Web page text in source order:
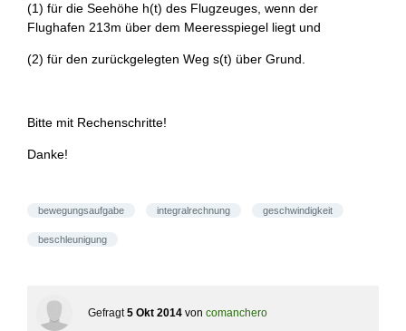
(1) für die Seehöhe h(t) des Flugzeuges, wenn der
Flughafen 213m über dem Meeresspiegel liegt und
(2) für den zurückgelegten Weg s(t) über Grund.
Bitte mit Rechenschritte!
Danke!
bewegungsaufgabe integralrechnung geschwindigkeit
beschleunigung
Gefragt 5 Okt 2014 von comanchero